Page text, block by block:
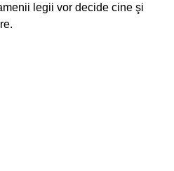
legii vor decide cine şi